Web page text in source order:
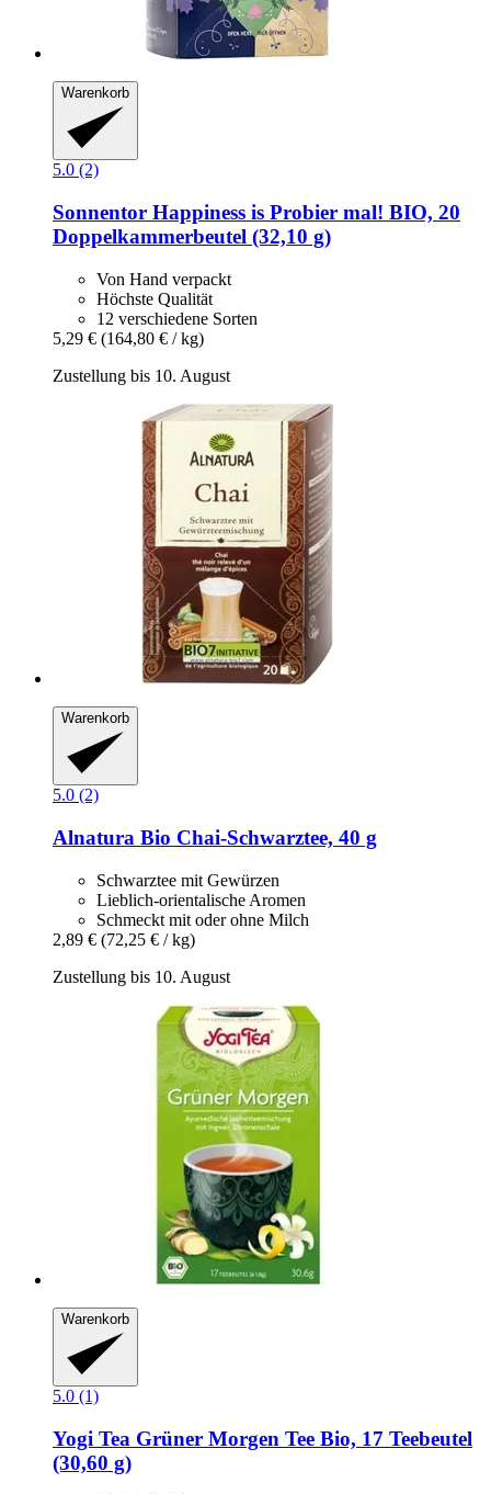
Warenkorb
5.0 (2)
Sonnentor Happiness is Probier mal! BIO, 20
Doppelkammerbeutel (32,10 g)
Von Hand verpackt
Höchste Qualität
12 verschiedene Sorten
5,29 € (164,80 € / kg)
Zustellung bis 10. August
Warenkorb
5.0 (2)
Alnatura Bio Chai-​Schwarztee, 40 g
Schwarztee mit Gewürzen
Lieblich-orientalische Aromen
Schmeckt mit oder ohne Milch
2,89 € (72,25 € / kg)
Zustellung bis 10. August
Warenkorb
5.0 (1)
Yogi Tea Grüner Morgen Tee Bio, 17 Teebeutel
(30,60 g)